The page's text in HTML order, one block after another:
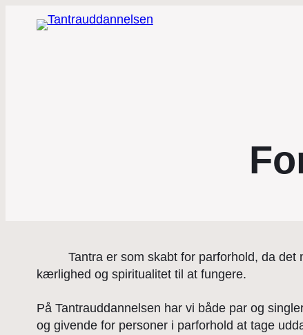
Tantra er som skabt for parforhold, da
kærlighed og spiritualitet til at fungere.
På Tantrauddannelsen har vi både par og
og givende for personer i parforhold at tage